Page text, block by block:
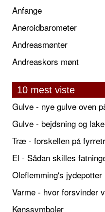
Anfange
Aneroidbarometer
Andreasmønter
Andreaskors mønt
10 mest viste
Gulve - nye gulve oven
Gulve - bejdsning og
Træ - forskellen på
El - Sådan skilles
Oleflemming's jydepotter
Varme - hvor forsvinder
Kønssymboler